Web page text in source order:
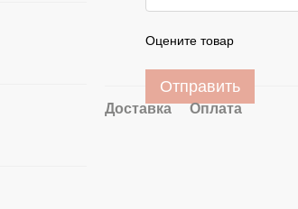
Оцените товар
Отправить
Доставка Оплата